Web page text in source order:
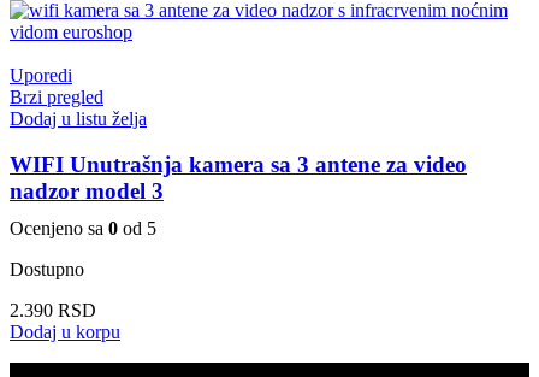
Uporedi
Brzi pregled
Dodaj u listu želja
WIFI Unutrašnja kamera sa 3 antene za video
nadzor model 3
Ocenjeno sa 0 od 5
Dostupno
2.390 RSD
Dodaj u korpu